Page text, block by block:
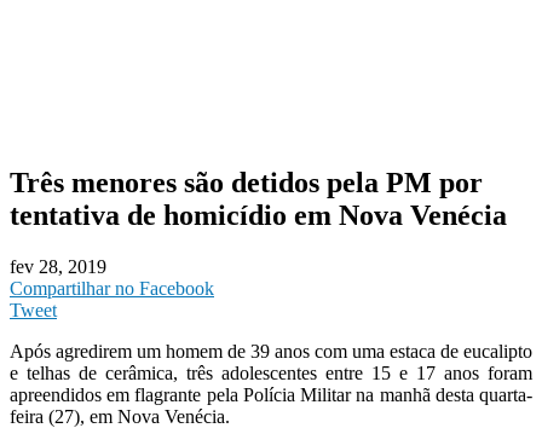
Três menores são detidos pela PM por
tentativa de homicídio em Nova Venécia
fev 28, 2019
Compartilhar no Facebook
Tweet
Após agredirem um homem de 39 anos com uma estaca de eucalipto
e telhas de cerâmica, três adolescentes entre 15 e 17 anos foram
apreendidos em flagrante pela Polícia Militar na manhã desta quarta-
feira (27), em Nova Venécia.